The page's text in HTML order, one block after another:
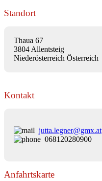
Standort
Thaua 67
3804 Allentsteig
Niederösterreich Österreich
Kontakt
jutta.legner@gmx.at
068120280900
Anfahrtskarte